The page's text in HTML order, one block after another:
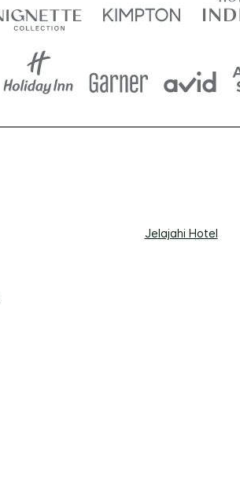
Jelajahi Hotel